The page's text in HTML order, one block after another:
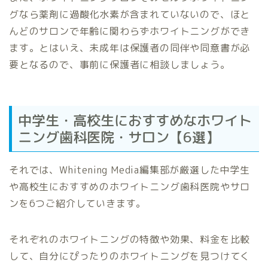
グなら薬剤に過酸化水素が含まれていないので、ほと
んどのサロンで年齢に関わらずホワイトニングができ
ます。とはいえ、未成年は保護者の同伴や同意書が必
要となるので、事前に保護者に相談しましょう。
中学生・高校生におすすめなホワイト
ニング歯科医院・サロン【6選】
それでは、Whitening Media編集部が厳選した中学生
や高校生におすすめのホワイトニング歯科医院やサロ
ンを6つご紹介していきます。
それぞれのホワイトニングの特徴や効果、料金を比較
して、自分にぴったりのホワイトニングを見つけてく